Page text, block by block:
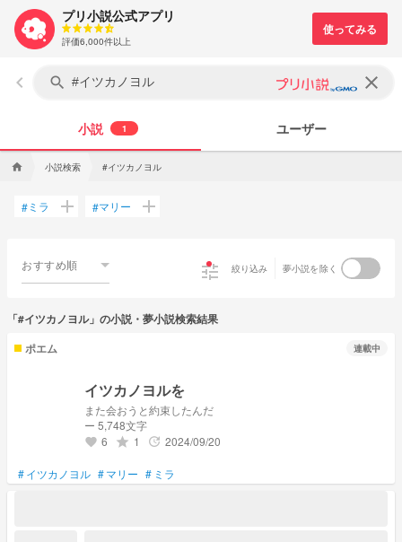
プリ小説公式アプリ
評価6,000件以上
keyboard_arrow_left search clear
小説 1 ユーザー
home 小説検索 #イツカノヨル
#ミラ add #マリー add
おすすめ順 tune 絞り込み 夢小説を除く
「#イツカノヨル」の小説・夢小説検索結果
ポエム
連載中
イツカノヨルを
また会おうと約束したんだ
ー 5,748文字
favorite 6 grade 1 update 2024/09/20
#イツカノヨル #マリー # ミラ